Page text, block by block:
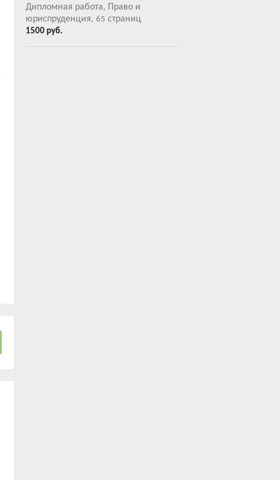
Дипломная работа, Право и
юриспруденция, 65 страниц
1500 руб.